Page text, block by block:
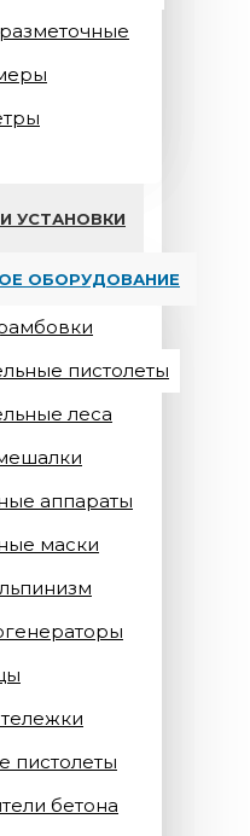
УСТАНОВКИ
ОБОРУДОВАНИЕ
пистолеты
леса
аппараты
маски
пистолеты
бетона